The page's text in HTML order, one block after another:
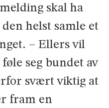
skal ha
helst samle et
– Ellers vil
seg bundet av
svært viktig at
fram en